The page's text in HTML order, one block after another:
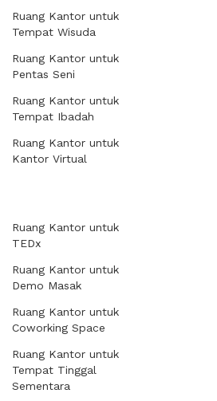
Ruang Kantor untuk
Tempat Wisuda
Ruang Kantor untuk
Pentas Seni
Ruang Kantor untuk
Tempat Ibadah
Ruang Kantor untuk
Kantor Virtual
Ruang Kantor untuk
TEDx
Ruang Kantor untuk
Demo Masak
Ruang Kantor untuk
Coworking Space
Ruang Kantor untuk
Tempat Tinggal
Sementara